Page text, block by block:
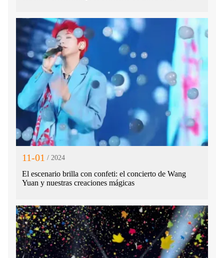
11-01 / 2024
El escenario brilla con confeti: el concierto de Wang
Yuan y nuestras creaciones mágicas